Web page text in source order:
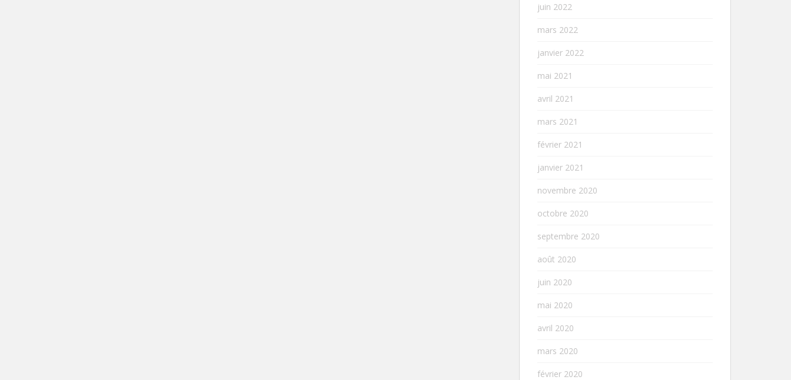
juin 2022
mars 2022
janvier 2022
mai 2021
avril 2021
mars 2021
février 2021
janvier 2021
novembre 2020
octobre 2020
septembre 2020
août 2020
juin 2020
mai 2020
avril 2020
mars 2020
février 2020